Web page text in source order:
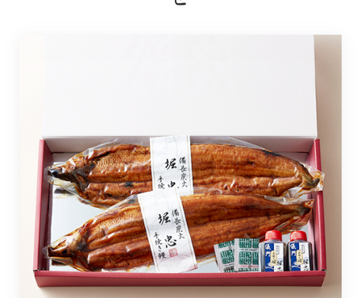
お問い合わせ
カート ログイン ガイド